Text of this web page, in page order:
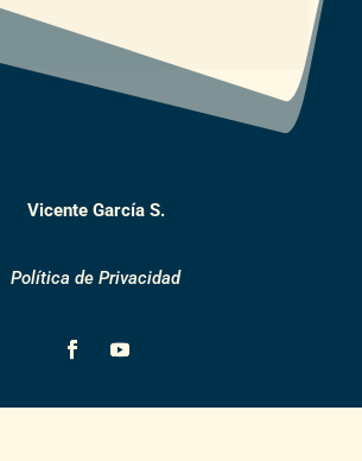
Vicente García S.
Política de Privacidad